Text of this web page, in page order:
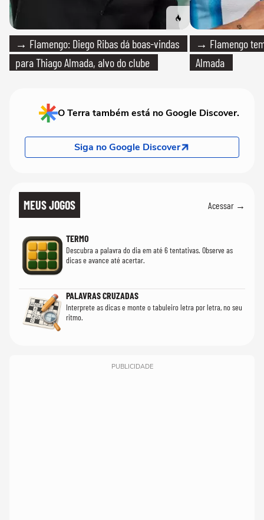
→ Flamengo: Diego Ribas dá boas-vindas
para Thiago Almada, alvo do clube
→ Flamengo
Almada
O Terra também está no Google Discover.
Siga no Google Discover
MEUS JOGOS Acessar →
TERMO
Descubra a palavra do dia em até 6 tentativas. Observe as
dicas e avance até acertar.
PALAVRAS CRUZADAS
Interprete as dicas e monte o tabuleiro letra por letra, no seu
ritmo.
PUBLICIDADE